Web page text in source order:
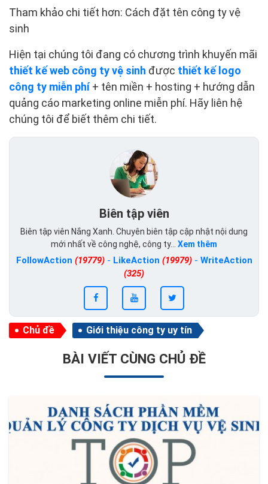
Tham khảo chi tiết hơn: Cách đặt tên công ty vệ
sinh
Hiện tại chúng tôi đang có chương trình khuyến mãi
thiết kế web công ty vệ sinh được thiết kế logo
công ty miễn phí+ tên miền + hosting + hướng dẫn
quảng cáo marketing online miễn phí. Hãy liên hệ
chúng tôi để biết thêm chi tiết.
Biên tập viên
Biên tập viên Nắng Xanh. Chuyên biên tập cập nhật nội dung
mới nhất về công nghệ, công ty... Xem thêm
FollowAction (19779)- LikeAction (19979)- WriteAction
(325)
Chủ đề Giới thiệu công ty uy tín
BÀI VIẾT CÙNG CHỦ ĐỀ